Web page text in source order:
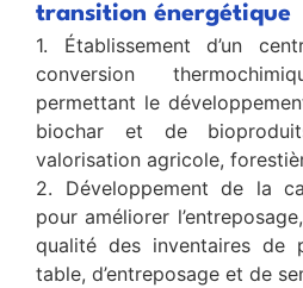
transition énergétique
1. Établissement d’un
conversion
permettant le
biochar et de
valorisation agricole,
2. Développement de la
pour améliorer
qualité des inventaires de
table, d’entreposage et de